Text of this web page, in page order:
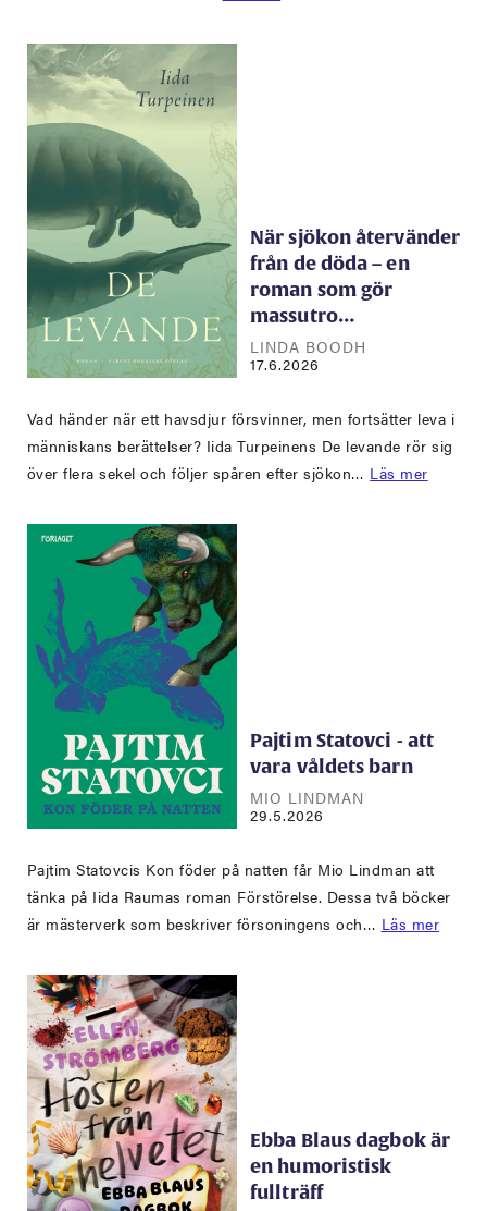
När sjökon återvänder
från de döda – en
roman som gör
massutro…
LINDA BOODH
17.6.2026
Vad händer när ett havsdjur försvinner, men fortsätter leva i
människans berättelser? Iida Turpeinens De levande rör sig
över flera sekel och följer spåren efter sjökon… Läs mer
Pajtim Statovci - att
vara våldets barn
MIO LINDMAN
29.5.2026
Pajtim Statovcis Kon föder på natten får Mio Lindman att
tänka på Iida Raumas roman Förstörelse. Dessa två böcker
är mästerverk som beskriver försoningens och… Läs mer
Ebba Blaus dagbok är
en humoristisk
fullträff